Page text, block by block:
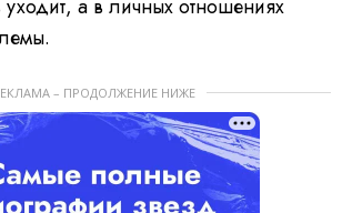
а в личных отношениях
– ПРОДОЛЖЕНИЕ НИЖЕ